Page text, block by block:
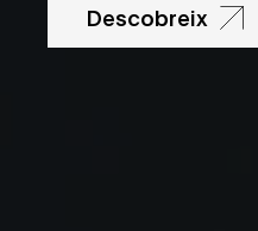
Descobreix